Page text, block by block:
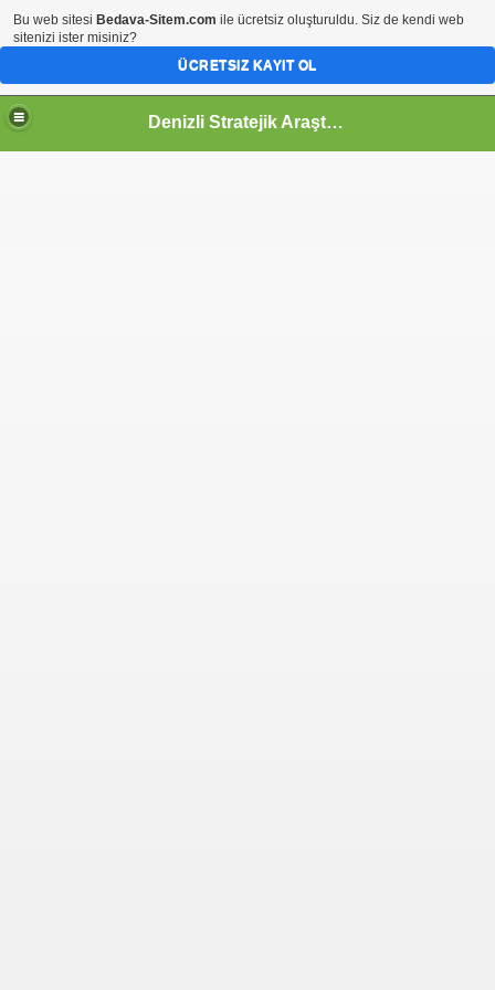
Denizli Stratejik Araştırmalar Merkezi
Bu web sitesi Bedava-Sitem.com ile ücretsiz oluşturuldu. Siz de kendi web
sitenizi ister misiniz?
ÜCRETSIZ KAYIT OL